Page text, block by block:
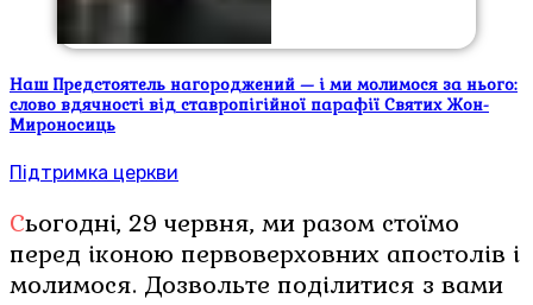
Наш Предстоятель нагороджений — і ми молимося за нього:
слово вдячності від ставропігійної парафії Святих Жон-
Мироносиць
Підтримка церкви
Сьогодні, 29 червня, ми разом стоїмо
перед іконою первоверховних апостолів і
молимося. Дозвольте поділитися з вами